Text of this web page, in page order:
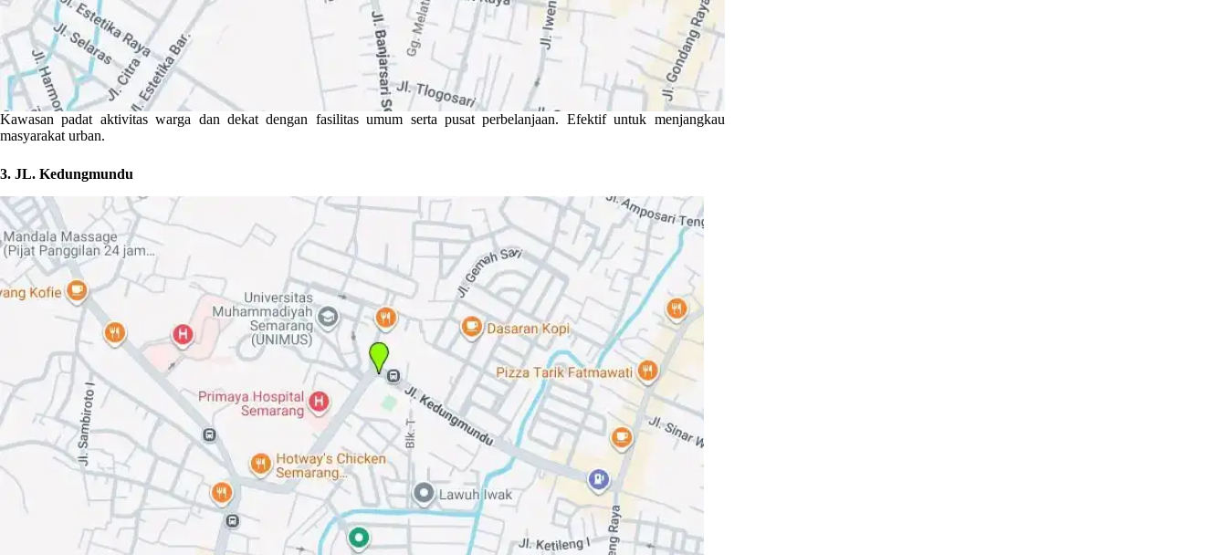
Kawasan padat aktivitas warga dan dekat dengan fasilitas umum serta pusat perbelanjaan. Efektif untuk menjangkau
masyarakat urban.
3. JL. Kedungmundu